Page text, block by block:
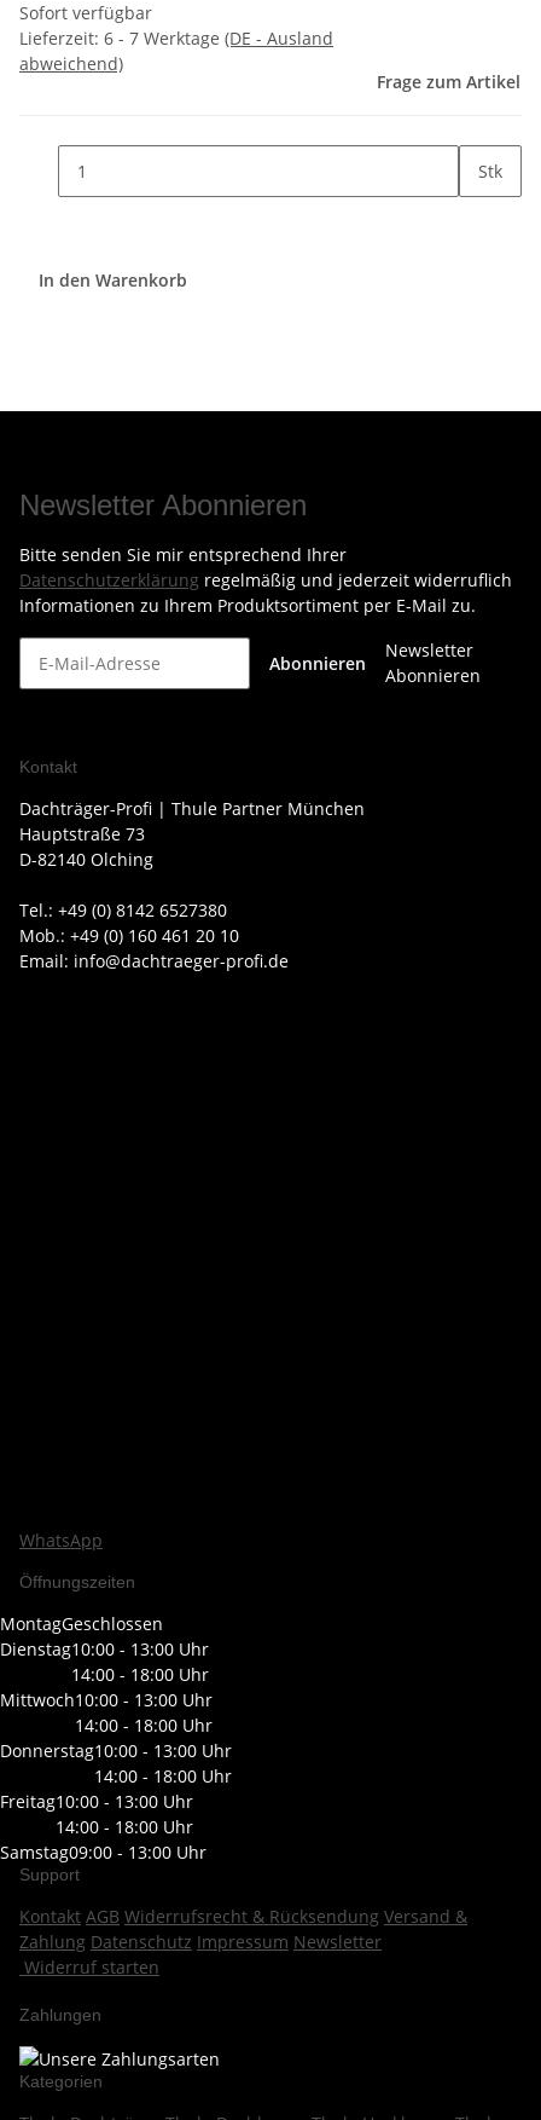
Sofort verfügbar
Lieferzeit: 6 - 7 Werktage (DE - Ausland
abweichend)
Frage zum Artikel
Stk
In den Warenkorb
Newsletter Abonnieren
Bitte senden Sie mir entsprechend Ihrer
Datenschutzerklärung regelmäßig und jederzeit widerruflich
Informationen zu Ihrem Produktsortiment per E-Mail zu.
Abonnieren
Newsletter
Abonnieren
Kontakt
Dachträger-Profi | Thule Partner München
Hauptstraße 73
D-82140 Olching
Tel.: +49 (0) 8142 6527380
Mob.: +49 (0) 160 461 20 10
Email: info@dachtraeger-profi.de
WhatsApp
Öffnungszeiten
MontagGeschlossen
Dienstag10:00 - 13:00 Uhr
14:00 - 18:00 Uhr
Mittwoch10:00 - 13:00 Uhr
14:00 - 18:00 Uhr
Donnerstag10:00 - 13:00 Uhr
14:00 - 18:00 Uhr
Freitag10:00 - 13:00 Uhr
14:00 - 18:00 Uhr
Samstag09:00 - 13:00 Uhr
Support
Kontakt AGB Widerrufsrecht & Rücksendung Versand &
Zahlung Datenschutz Impressum Newsletter
Widerruf starten
Zahlungen
Kategorien